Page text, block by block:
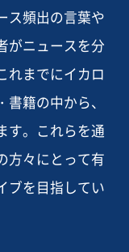
ス頻出の言葉や
がニュースを分
れまでにイカロ
籍の中から、
す。これらを通
方々にとって有
ブを目指してい